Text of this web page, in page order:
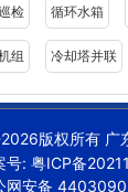
检 循环水箱
组 冷却塔并联
版权所有 广
号: 粤ICP备
网安备